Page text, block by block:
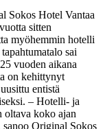
Sokos Hotel Vantaa
sitten
myöhemmin hotelli
sai
vuoden aikana
on kehittynyt
entistä
– Hotelli- ja
oltava koko ajan
sanoo Original Sokos